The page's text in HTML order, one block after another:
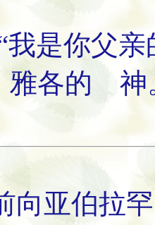
我是你父
各的 神
向亚伯拉